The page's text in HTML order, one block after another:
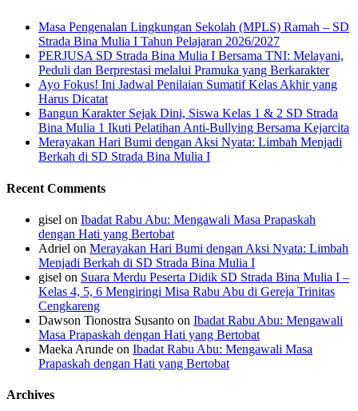
Masa Pengenalan Lingkungan Sekolah (MPLS) Ramah – SD
Strada Bina Mulia I Tahun Pelajaran 2026/2027
PERJUSA SD Strada Bina Mulia I Bersama TNI: Melayani,
Peduli dan Berprestasi melalui Pramuka yang Berkarakter
Ayo Fokus! Ini Jadwal Penilaian Sumatif Kelas Akhir yang
Harus Dicatat
Bangun Karakter Sejak Dini, Siswa Kelas 1 & 2 SD Strada
Bina Mulia 1 Ikuti Pelatihan Anti-Bullying Bersama Kejarcita
Merayakan Hari Bumi dengan Aksi Nyata: Limbah Menjadi
Berkah di SD Strada Bina Mulia I
Recent Comments
gisel on Ibadat Rabu Abu: Mengawali Masa Prapaskah
dengan Hati yang Bertobat
Adriel on Merayakan Hari Bumi dengan Aksi Nyata: Limbah
Menjadi Berkah di SD Strada Bina Mulia I
gisel on Suara Merdu Peserta Didik SD Strada Bina Mulia I –
Kelas 4, 5, 6 Mengiringi Misa Rabu Abu di Gereja Trinitas
Cengkareng
Dawson Tionostra Susanto on Ibadat Rabu Abu: Mengawali
Masa Prapaskah dengan Hati yang Bertobat
Maeka Arunde on Ibadat Rabu Abu: Mengawali Masa
Prapaskah dengan Hati yang Bertobat
Archives